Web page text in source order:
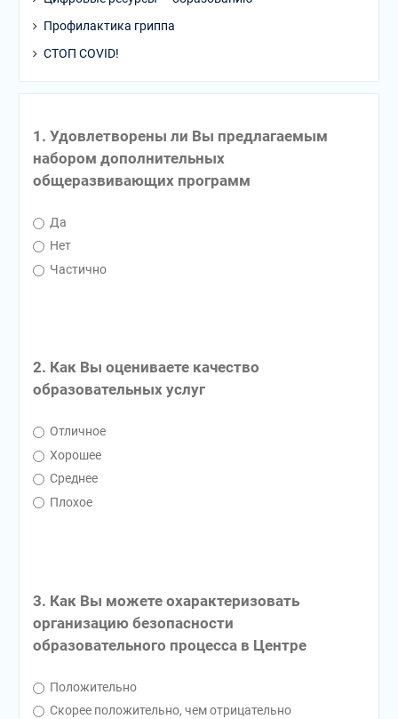
Профилактика гриппа
СТОП COVID!
1. Удовлетворены ли Вы предлагаемым
набором дополнительных
общеразвивающих программ
Да
Нет
Частично
2. Как Вы оцениваете качество
образовательных услуг
Отличное
Хорошее
Среднее
Плохое
3. Как Вы можете охарактеризовать
организацию безопасности
образовательного процесса в Центре
Положительно
Скорее положительно, чем отрицательно